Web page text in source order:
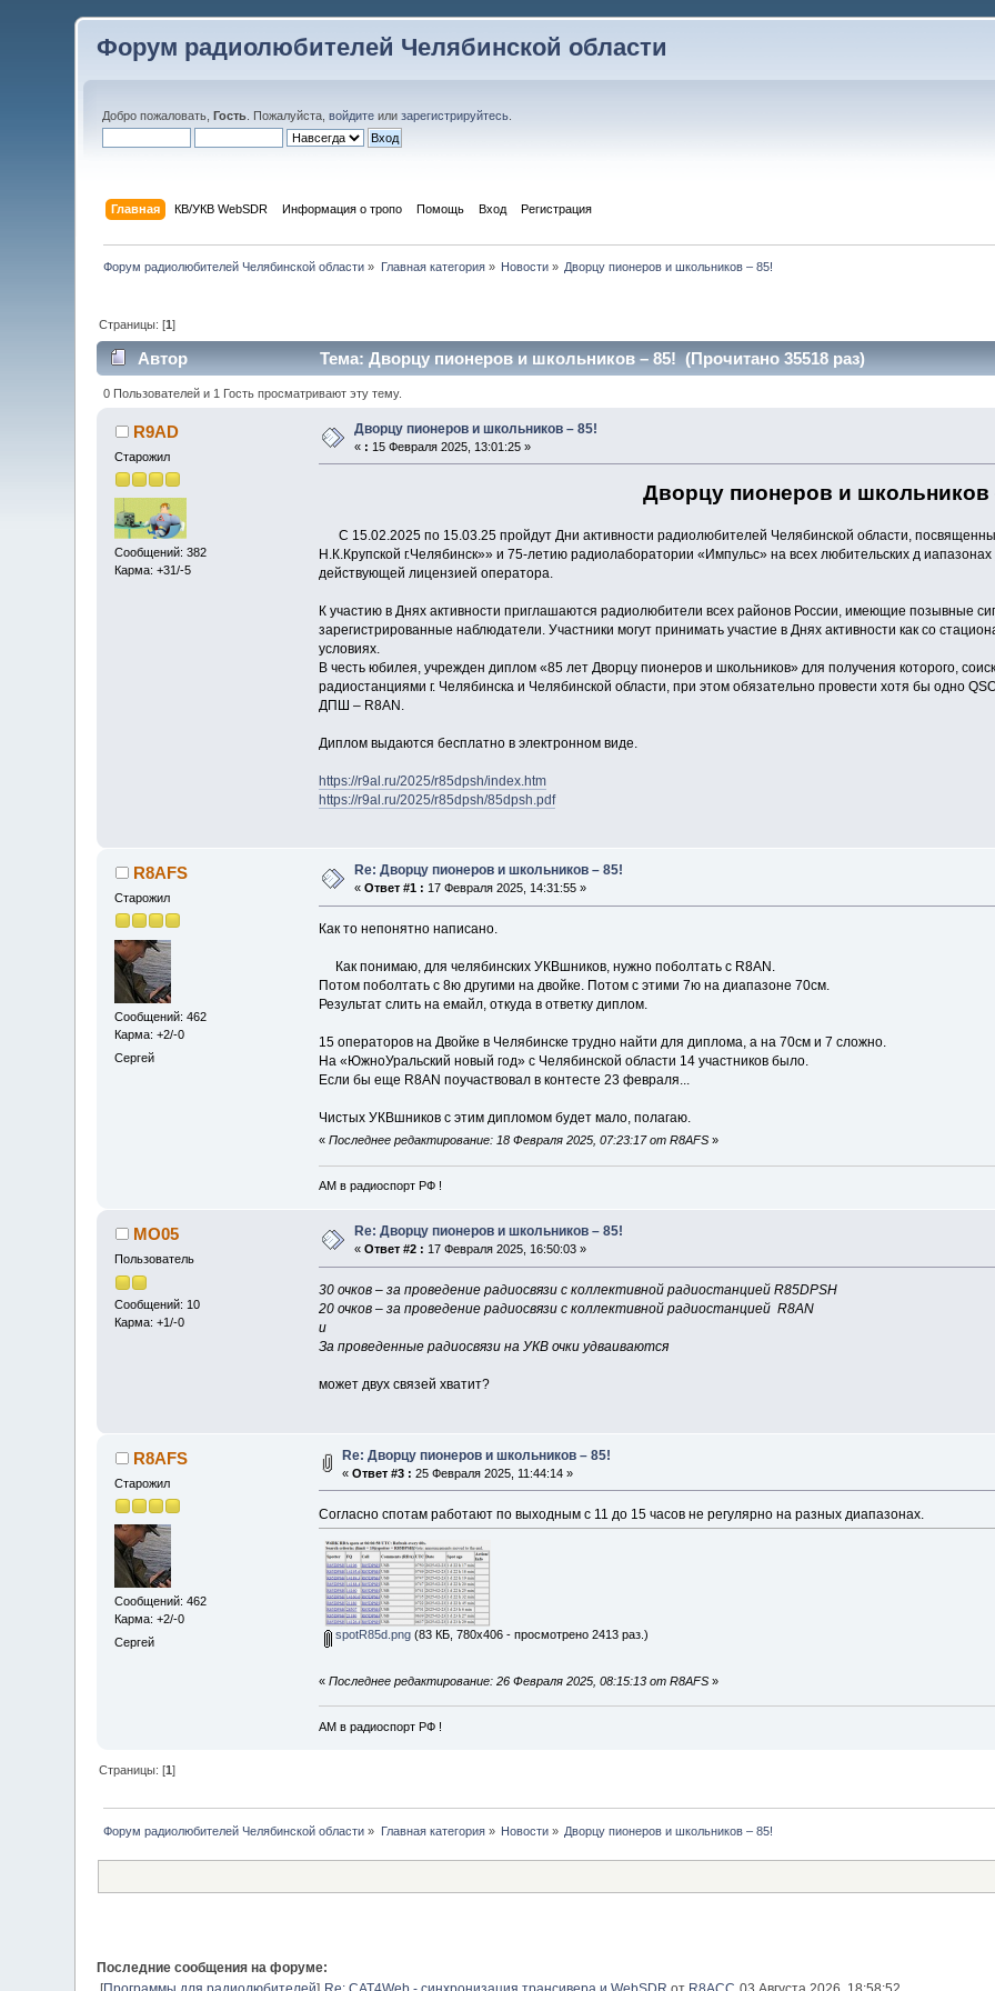
Форум радиолюбителей Челябинской области
Добро пожаловать,Гость . Пожалуйста,войдите илизарегистрируйтесь
Главная КВ/УКВ WebSDR Информация о тропо Помощь Вход Регистрация
Форум радиолюбителей Челябинской области » Главная категория» Новости » Дворцу пионеров и школьников – 85!
Страницы: [1]
Автор Тема: Дворцу пионеров и школьников – 85! (Прочитано 35518 раз)
0 Пользователей и 1 Гость просматривают эту тему.
R9AD
Старожил
Сообщений: 382
Карма: +31/-5
Дворцу пионеров и школьников – 85!
« : 15 Февраля 2025, 13:01:25 »
Дворцу пионеров и школьников
С 15.02.2025 по 15.03.25 пройдут Дни активности радиолюбителей Челябинской области,
Н.К.Крупской г.Челябинск»» и 75-летию радиолаборатории «Импульс» на всех любительских д
действующей лицензией оператора.
К участию в Днях активности приглашаются радиолюбители всех районов России, имеющие позывные
зарегистрированные наблюдатели. Участники могут принимать участие в Днях активности как со
условиях.
В честь юбилея, учрежден диплом «85 лет Дворцу пионеров и школьников» для получения которого,
радиостанциями г. Челябинска и Челябинской области, при этом обязательно провести хотя бы одно
ДПШ – R8AN.
Диплом выдаются бесплатно в электронном виде.
https://r9al.ru/2025/r85dpsh/index.htm
https://r9al.ru/2025/r85dpsh/85dpsh.pdf
R8AFS
Старожил
Сообщений: 462
Карма: +2/-0
Сергей
Re: Дворцу пионеров и школьников – 85!
«Ответ #1 : 17 Февраля 2025, 14:31:55 »
Как то непонятно написано.
Как понимаю, для челябинских УКВшников, нужно поболтать с R8AN.
Потом поболтать с 8ю другими на двойке. Потом с этими 7ю на диапазоне 70см.
Результат слить на емайл, откуда в ответку диплом.
15 операторов на Двойке в Челябинске трудно найти для диплома, а на 70см и 7 сложно.
На «ЮжноУральский новый год» с Челябинской области 14 участников было.
Если бы еще R8AN поучаствовал в контесте 23 февраля...
Чистых УКВшников с этим дипломом будет мало, полагаю.
« Последнее редактирование: 18 Февраля 2025, 07:23:17 от R8AFS»
АМ в радиоспорт РФ !
MO05
Пользователь
Сообщений: 10
Карма: +1/-0
Re: Дворцу пионеров и школьников – 85!
«Ответ #2 : 17 Февраля 2025, 16:50:03 »
30 очков – за проведение радиосвязи с коллективной радиостанцией R85DPSH
20 очков – за проведение радиосвязи с коллективной радиостанцией R8AN
и
За проведенные радиосвязи на УКВ очки удваиваются
может двух связей хватит?
R8AFS
Старожил
Сообщений: 462
Карма: +2/-0
Сергей
Re: Дворцу пионеров и школьников – 85!
«Ответ #3 : 25 Февраля 2025, 11:44:14 »
Согласно спотам работают по выходным с 11 до 15 часов не регулярно на разных диапазонах.
spotR85d.png (83 КБ, 780x406 - просмотрено 2413 раз.)
« Последнее редактирование: 26 Февраля 2025, 08:15:13 от R8AFS»
АМ в радиоспорт РФ !
Страницы: [1]
Форум радиолюбителей Челябинской области » Главная категория» Новости » Дворцу пионеров и школьников – 85!
Последние сообщения на форуме: